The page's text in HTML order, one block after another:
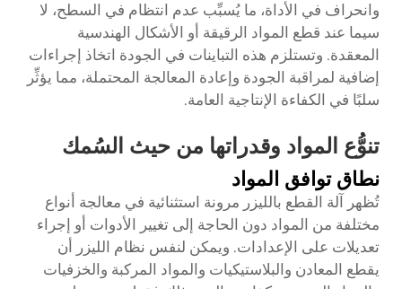
وانحراف في الأداة، ما يُسبِّب عدم انتظام في السطح، لا
سيما عند قطع المواد الرقيقة أو الأشكال الهندسية
المعقدة. وتستلزم هذه التباينات في الجودة اتخاذ إجراءات
إضافية لمراقبة الجودة وإعادة المعالجة المحتملة، مما يؤثِّر
سلبًا في الكفاءة الإنتاجية العامة.
تنوُّع المواد وقدراتها من حيث السُمك
نطاق توافق المواد
تُظهر آلة القطع بالليزر مرونة استثنائية في معالجة أنواع
مختلفة من المواد دون الحاجة إلى تغيير الأدوات أو إجراء
تعديلات على الإعدادات. ويمكن لنفس نظام الليزر أن
يقطع المعادن والبلاستيكيات والمواد المركبة والخزفيات